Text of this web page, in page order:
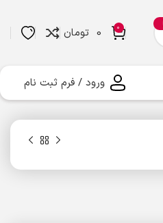
0
0 تومان
ورود / فرم ثبت نام